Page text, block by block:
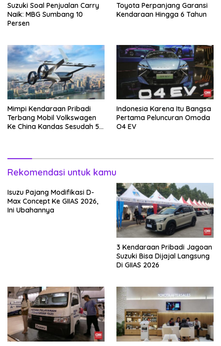
Suzuki Soal Penjualan Carry
Naik: MBG Sumbang 10
Persen
Toyota Perpanjang Garansi
Kendaraan Hingga 6 Tahun
Mimpi Kendaraan Pribadi
Terbang Mobil Volkswagen
Ke China Kandas Sesudah 5
Indonesia Karena Itu Bangsa
Pertama Peluncuran Omoda
O4 EV
Rekomendasi untuk kamu
Isuzu Pajang Modifikasi D-
Max Concept Ke GIIAS 2026,
Ini Ubahannya
3 Kendaraan Pribadi Jagoan
Suzuki Bisa Dijajal Langsung
Di GIIAS 2026